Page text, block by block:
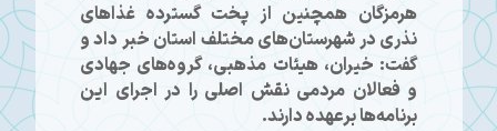
هرمزگان همچنین از پخت گسترده غذاهای
نذری در شهرستان‌های مختلف استان خبر داد و
گفت: خیران، هیئات مذهبی، گروه‌های جهادی
و فعالان مردمی نقش اصلی را در اجرای این
برنامه‌ها برعهده دارند.